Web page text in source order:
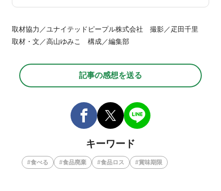
取材協力／ユナイテッドピープル株式会社 撮影／疋田千里
取材・文／高山ゆみこ 構成／編集部
記事の感想を送る
キーワード
食べる 食品廃棄 食品ロス 賞味期限